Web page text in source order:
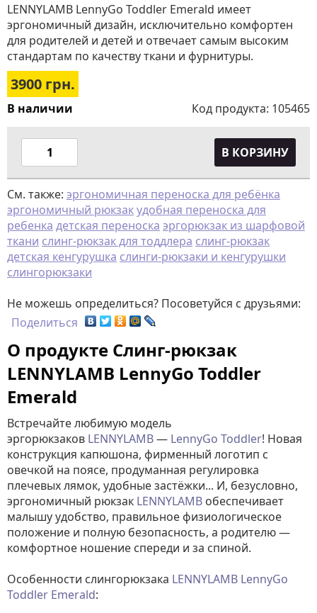
LENNYLAMB LennyGo Toddler Emerald имеет
эргономичный дизайн, исключительно комфортен
для родителей и детей и отвечает самым высоким
стандартам по качеству ткани и фурнитуры.
3900 грн.
В наличии Код продукта: 105465
В КОРЗИНУ
См. также: эргономичная переноска для ребёнка
эргономичный рюкзакудобная переноска для
ребенка детская переноска эргорюкзак из шарфовой
ткани слинг-рюкзак для тоддлера слинг-рюкзак
детская кенгурушка слинги-рюкзаки и кенгурушки
слингорюкзаки
Не можешь определиться? Посоветуйся с друзьями:
Поделиться
О продукте Слинг-рюкзак
LENNYLAMB LennyGo Toddler
Emerald
Встречайте любимую модель
эргорюкзаков LENNYLAMB— LennyGo Toddler! Новая
конструкция капюшона, фирменный логотип с
овечкой на поясе, продуманная регулировка
плечевых лямок, удобные застёжки... И, безусловно,
эргономичный рюкзак LENNYLAMB обеспечивает
малышу удобство, правильное физиологическое
положение и полную безопасность, а родителю —
комфортное ношение спереди и за спиной.
Особенности слингорюкзака LENNYLAMB LennyGo
Toddler Emerald: